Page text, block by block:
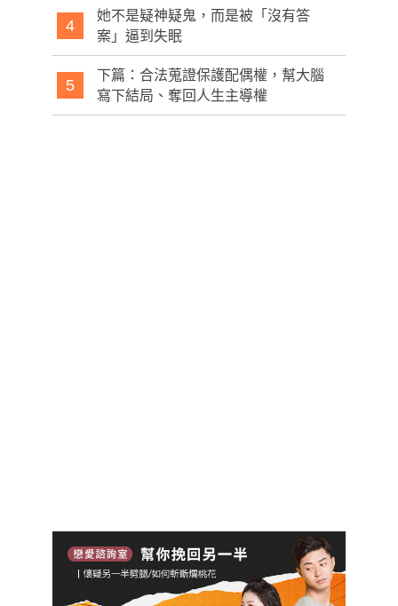
4
她不是疑神疑鬼，而是被「沒有答
案」逼到失眠
5
下篇：合法蒐證保護配偶權，幫大腦
寫下結局、奪回人生主導權